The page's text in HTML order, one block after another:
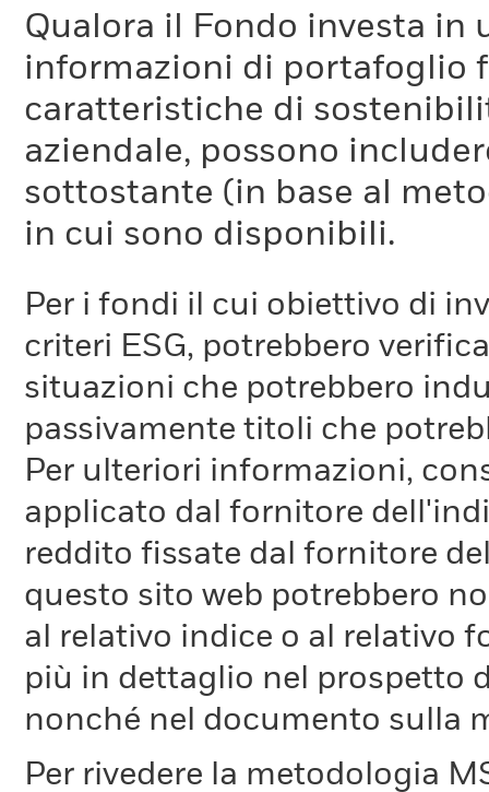
Qualora il Fondo investa in
informazioni di portafoglio
caratteristiche di
aziendale, possono
sottostante (in base al
in cui sono disponibili.
Per i fondi il cui obiettivo di
criteri ESG, potrebbero
situazioni che potrebbero
passivamente titoli che
Per ulteriori informazioni,
applicato dal fornitore
reddito fissate dal fornitore
questo sito web potrebbero
al relativo indice o al relativo
più in dettaglio nel prospetto
nonché nel documento sulla
Per rivedere la metodologia